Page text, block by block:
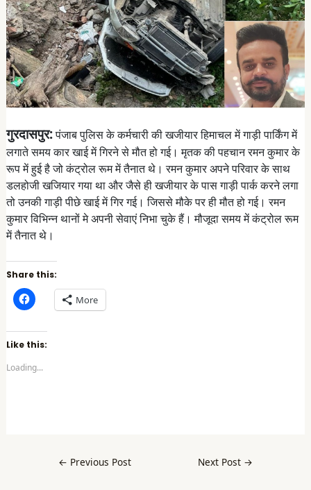
गुरदासपुर:पंजाब पुलिस के कर्मचारी की खजीयार हिमाचल में गाड़ी पार्किंग में
लगाते समय कार खाई में गिरने से मौत हो गई। मृतक की पहचान रमन कुमार के
रूप में हुई है जो कंट्रोल रूम में तैनात थे। रमन कुमार अपने परिवार के साथ
डलहोजी खजियार गया था और जैसे ही खजीयार के पास गाड़ी पार्क करने लगा
तो उनकी गाड़ी पीछे खाई में गिर गई। जिससे मौके पर ही मौत हो गई। रमन
कुमार विभिन्न थानों मे अपनी सेवाएं निभा चुके हैं। मौजूदा समय में कंट्रोल रूम
में तैनात थे।
Share this:
C
l
k
t
o
h
More
Like this:
Loading...
← Previous Post Next Post →